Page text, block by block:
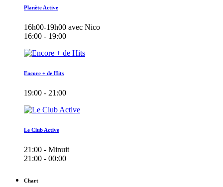
Planète Active
16h00-19h00 avec Nico
16:00 - 19:00
Encore + de Hits
19:00 - 21:00
Le Club Active
21:00 - Minuit
21:00 - 00:00
Chart